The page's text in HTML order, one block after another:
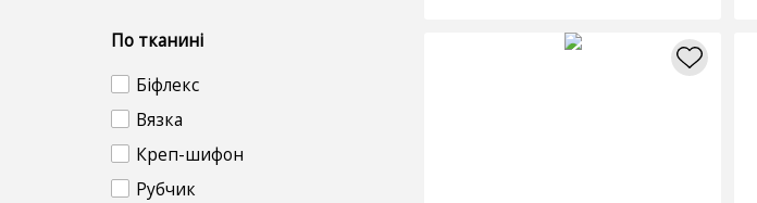
По тканині
Біфлекс
Вязка
Креп-шифон
Рубчик